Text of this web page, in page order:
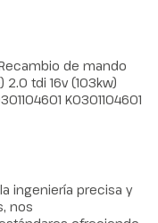
Recambio de mando
tdi 16v (103kw)
K0301104601
ingeniería precisa y
nos